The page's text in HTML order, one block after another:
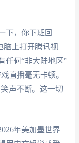
下，你下班回
脑上打开腾讯视
任何“非大陆地区”
直播毫无卡顿。
声不断。这一切
年美加墨世界